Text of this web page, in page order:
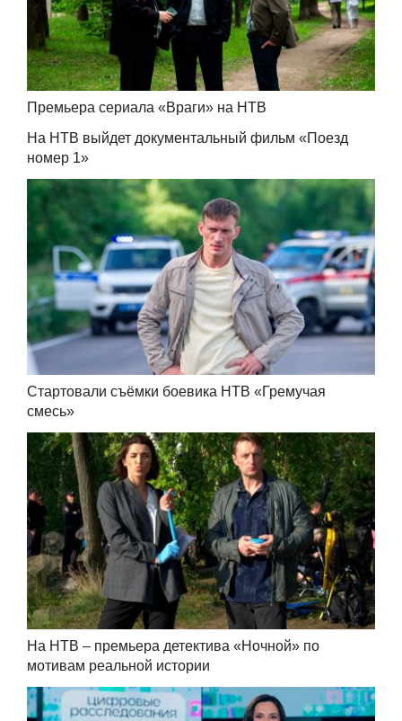
Премьера сериала «Враги» на НТВ
На НТВ выйдет документальный фильм «Поезд
номер 1»
Стартовали съёмки боевика НТВ «Гремучая
смесь»
На НТВ – премьера детектива «Ночной» по
мотивам реальной истории